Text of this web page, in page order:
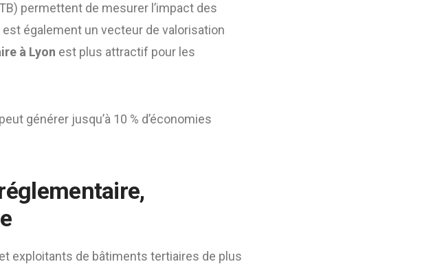
permettent de mesurer l’impact des
également un vecteur de valorisation
à Lyon est plus attractif pour les
générer jusqu’à 10 % d’économies
exploitants de bâtiments tertiaires de plus